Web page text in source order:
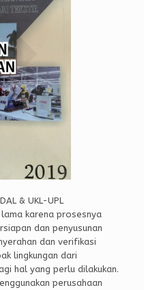
& UKL-UPL
karena prosesnya
dan penyusunan
dan verifikasi
lingkungan dari
hal yang perlu dilakukan.
perusahaan